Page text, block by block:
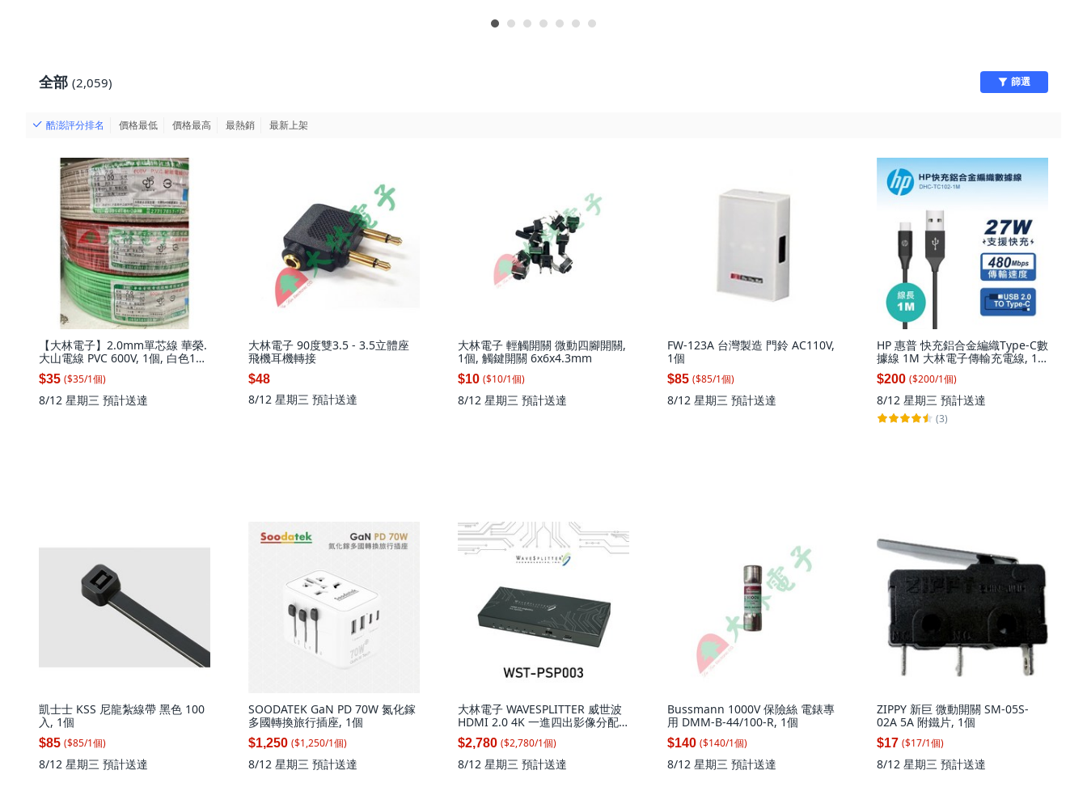
全部 (2,059) 篩選
酷澎評分排名 價格最低 價格最高 最熱銷 最新上架
【大林電子】2.0mm單芯線 華榮.
大山電線 PVC 600V, 1個, 白色1米,
1米
$35 ($35/1個)
8/12 星期三 預計送達
大林電子 90度雙3.5 - 3.5立體座
飛機耳機轉接
$48
8/12 星期三 預計送達
大林電子 輕觸開關 微動四腳開關,
1個, 觸鍵開關 6x6x4.3mm
$10 ($10/1個)
8/12 星期三 預計送達
FW-123A 台灣製造 門鈴 AC110V,
1個
$85 ($85/1個)
8/12 星期三 預計送達
HP 惠普 快充鋁合金編織Type-C數
據線 1M 大林電子傳輸充電線, 1
條
$200 ($200/1個)
8/12 星期三 預計送達
(3)
凱士士 KSS 尼龍紮線帶 黑色 100
入, 1個
$85 ($85/1個)
8/12 星期三 預計送達
SOODATEK GaN PD 70W 氮化鎵
多國轉換旅行插座, 1個
$1,250 ($1,250/1個)
8/12 星期三 預計送達
大林電子 WAVESPLITTER 威世波
HDMI 2.0 4K 一進四出影像分配
器 WST-PSP003, 1個
$2,780 ($2,780/1個)
8/12 星期三 預計送達
Bussmann 1000V 保險絲 電錶專
用 DMM-B-44/100-R, 1個
$140 ($140/1個)
8/12 星期三 預計送達
ZIPPY 新巨 微動開關 SM-05S-
02A 5A 附鐵片, 1個
$17 ($17/1個)
8/12 星期三 預計送達